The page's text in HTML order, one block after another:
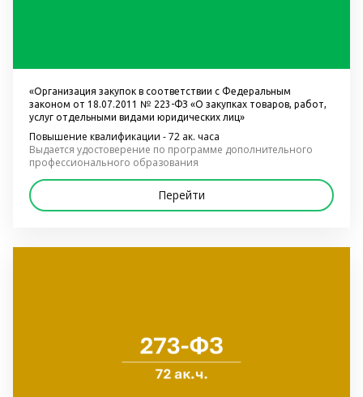
«Организация закупок в соответствии с Федеральным
законом от 18.07.2011 № 223-ФЗ «О закупках товаров, работ,
услуг отдельными видами юридических лиц»
Повышение квалификации - 72 ак. часа
Выдается удостоверение по программе дополнительного
профессионального образования
Перейти